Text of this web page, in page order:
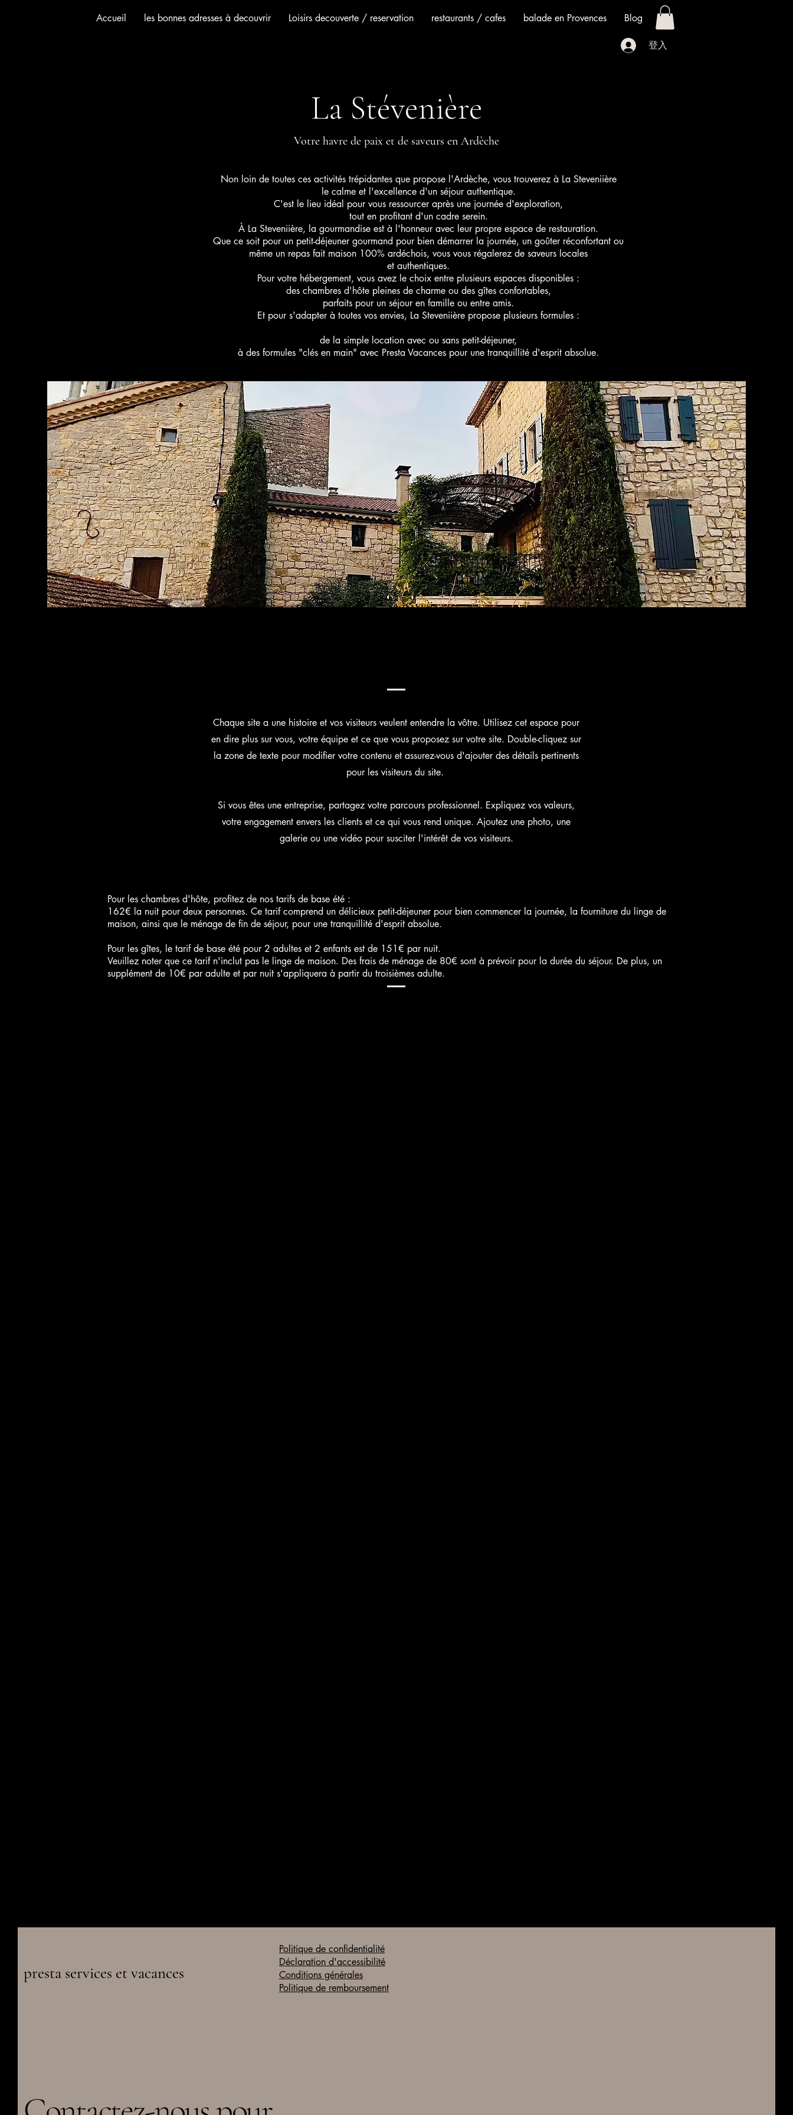
Accueil les bonnes adresses à decouvrir Loisirs decouverte / reservation restaurants / cafes balade en Provences Blog
登入
La Stévenière
Votre havre de paix et de saveurs en Ardèche
Non loin de toutes ces activités trépidantes que propose l'Ardèche, vous trouverez à La Steveniière
le calme et l'excellence d'un séjour authentique.
C'est le lieu idéal pour vous ressourcer après une journée d'exploration,
tout en profitant d'un cadre serein.
À La Steveniière, la gourmandise est à l'honneur avec leur propre espace de restauration.
Que ce soit pour un petit-déjeuner gourmand pour bien démarrer la journée, un goûter réconfortant ou
même un repas fait maison 100% ardéchois, vous vous régalerez de saveurs locales
et authentiques.
Pour votre hébergement, vous avez le choix entre plusieurs espaces disponibles :
des chambres d'hôte pleines de charme ou des gîtes confortables,
parfaits pour un séjour en famille ou entre amis.
Et pour s'adapter à toutes vos envies, La Steveniière propose plusieurs formules :
de la simple location avec ou sans petit-déjeuner,
à des formules "clés en main" avec Presta Vacances pour une tranquillité d'esprit absolue.
Chaque site a une histoire et vos visiteurs veulent entendre la vôtre. Utilisez cet espace pour
en dire plus sur vous, votre équipe et ce que vous proposez sur votre site. Double-cliquez sur
la zone de texte pour modifier votre contenu et assurez-vous d'ajouter des détails pertinents
pour les visiteurs du site. ​
Si vous êtes une entreprise, partagez votre parcours professionnel. Expliquez vos valeurs,
votre engagement envers les clients et ce qui vous rend unique. Ajoutez une photo, une
galerie ou une vidéo pour susciter l'intérêt de vos visiteurs.
Pour les chambres d'hôte, profitez de nos tarifs de base été :
162€ la nuit pour deux personnes. Ce tarif comprend un délicieux petit-déjeuner pour bien commencer la journée, la fourniture du linge de
maison, ainsi que le ménage de fin de séjour, pour une tranquillité d'esprit absolue.
Pour les gîtes, le tarif de base été pour 2 adultes et 2 enfants est de 151€ par nuit.
Veuillez noter que ce tarif n'inclut pas le linge de maison. Des frais de ménage de 80€ sont à prévoir pour la durée du séjour. De plus, un
supplément de 10€ par adulte et par nuit s'appliquera à partir du troisièmes adulte.
presta services et vacances
Politique de confidentialité
Déclaration d'accessibilité
Conditions générales
Politique de remboursement